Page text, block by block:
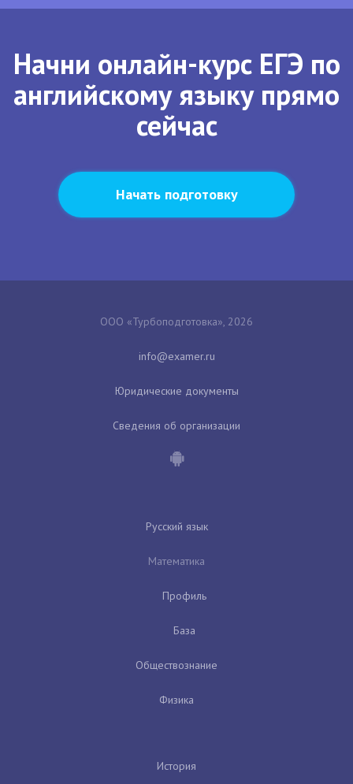
Начни онлайн-курс ЕГЭ по
английскому языку прямо
сейчас
Начать подготовку
ООО «Турбоподготовка», 2026
Юридические документы
Сведения об организации
Русский язык
Математика
Профиль
База
Обществознание
Физика
История